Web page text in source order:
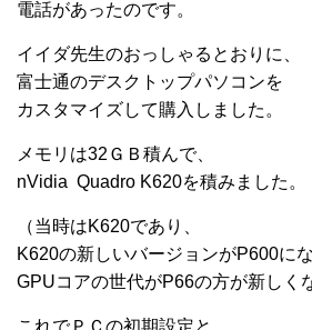
電話があったのです。
イイダ先生のおっしゃるとおりに、
富士通のデスクトップパソコンを
カスタマイズして購入しました。
メモリは32ＧＢ積んで、
nVidia Quadro K620を積みました。
（当時はK620であり、
K620の新しいバージョンがP600にな
GPUコアの世代がP66の方が新しく